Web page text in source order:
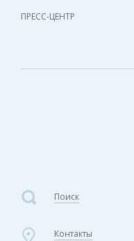
ПРЕСС-ЦЕНТР
Поиск
Контакты